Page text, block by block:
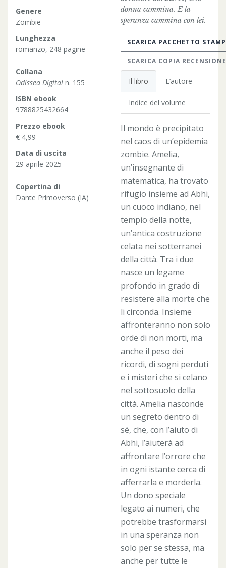
Genere
Zombie
Lunghezza
romanzo, 248 pagine
Collana
Odissea Digital n. 155
ISBN ebook
9788825432664
Prezzo ebook
€ 4,99
Data di uscita
29 aprile 2025
Copertina di
Dante Primoverso (IA)
donna cammina. E la
speranza cammina con lei.
SCARICA PACCHETTO
SCARICA COPIA RECENSIONE
Il libro L’autore
Indice del volume
Il mondo è precipitato
nel caos di un’epidemia
zombie. Amelia,
un’insegnante di
matematica, ha trovato
rifugio insieme ad Abhi,
un cuoco indiano, nel
tempio della notte,
un’antica costruzione
celata nei sotterranei
della città. Tra i due
nasce un legame
profondo in grado di
resistere alla morte che
li circonda. Insieme
affronteranno non solo
orde di non morti, ma
anche il peso dei
ricordi, di sogni perduti
e i misteri che si celano
nel sottosuolo della
città. Amelia nasconde
un segreto dentro di
sé, che, con l’aiuto di
Abhi, l’aiuterà ad
affrontare l’orrore che
in ogni istante cerca di
afferrarla e morderla.
Un dono speciale
legato ai numeri, che
potrebbe trasformarsi
in una speranza non
solo per se stessa, ma
anche per tutte le